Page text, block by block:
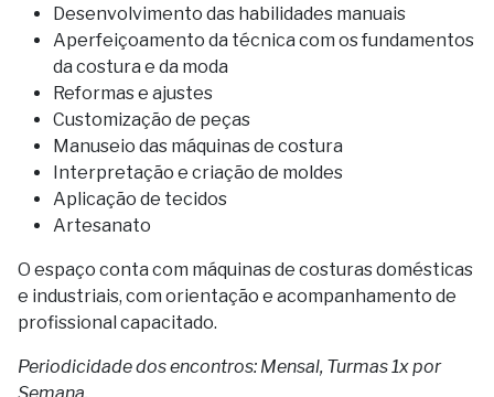
Desenvolvimento das habilidades manuais
Aperfeiçoamento da técnica com os fundamentos
da costura e da moda
Reformas e ajustes
Customização de peças
Manuseio das máquinas de costura
Interpretação e criação de moldes
Aplicação de tecidos
Artesanato
O espaço conta com máquinas de costuras domésticas
e industriais, com orientação e acompanhamento de
profissional capacitado.
Periodicidade dos encontros: Mensal, Turmas 1x por
Semana.